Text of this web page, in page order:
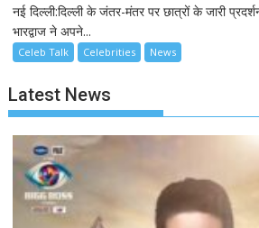
नई दिल्ली:दिल्ली के जंतर-मंतर पर छात्रों के जारी
भारद्वाज ने अपने...
Celeb Talk Celebrities News
Latest News